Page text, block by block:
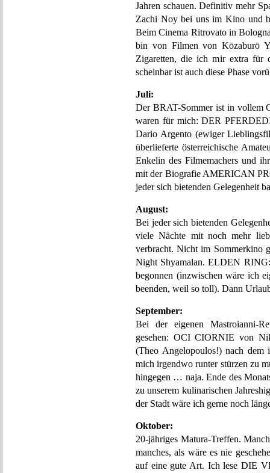
Jahren schauen. Definitiv mehr
Zachi Noy bei uns im Kino und
Beim Cinema Ritrovato in
bin von Filmen von Kōzaburō
Zigaretten, die ich mir extra für
scheinbar ist auch diese Phase
Juli:
Der BRAT-Sommer ist in vollem
waren für mich: DER
Dario Argento (ewiger
überlieferte österreichische
Enkelin des Filmemachers und
mit der Biografie AMERICAN
jeder sich bietenden Gelegenheit
August:
Bei jeder sich bietenden
viele Nächte mit noch mehr
verbracht. Nicht im Sommerkino
Night Shyamalan. ELDEN
begonnen (inzwischen wäre ich
beenden, weil so toll). Dann
September:
Bei der eigenen Mastroianni-
gesehen: OCI CIORNIE von
(Theo Angelopoulos!) nach dem
mich irgendwo runter stürzen zu
hingegen … naja. Ende des
zu unserem kulinarischen
der Stadt wäre ich gerne noch
Oktober:
20-jähriges Matura-Treffen.
manches, als wäre es nie
auf eine gute Art. Ich lese DIE